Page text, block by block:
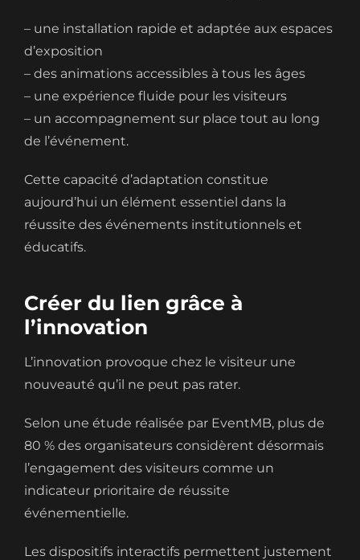
– une installation rapide et adaptée aux espaces
d’exposition
– des animations accessibles à tous les âges
– une expérience fluide pour les visiteurs
– un accompagnement sur place tout au long
de l’événement.
Cette capacité d’adaptation constitue
aujourd’hui un élément essentiel dans la
réussite des événements institutionnels et
éducatifs.
Créer du lien grâce à
l’innovation
L’innovation provoque chez le visiteur une
nouveauté qu’il ne peut pas rater.
Selon une étude réalisée par EventMB, plus de
80 % des organisateurs considèrent désormais
l’engagement des visiteurs comme un
indicateur prioritaire de réussite
événementielle.
Les dispositifs interactifs permettent justement